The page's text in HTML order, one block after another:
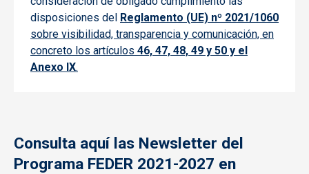
disposiciones del Reglamento (UE) nº 2021/1060
sobre visibilidad, transparencia y comunicación, en
concreto los artículos 46, 47, 48, 49 y 50 y el
Anexo IX.
Consulta aquí las Newsletter del
Programa FEDER 2021-2027 en